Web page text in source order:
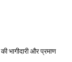
भागीदारी और प्रमाण